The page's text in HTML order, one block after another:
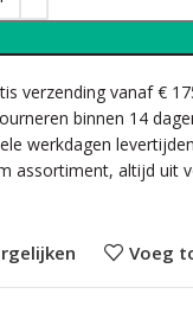
verzending vanaf €
binnen 14
werkdagen levertijden
assortiment, altijd uit
Voeg